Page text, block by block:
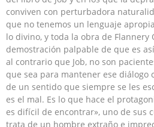
conviven con perturbadora
que no tenemos un lenguaje
lo divino, y toda la obra de Flannery
demostración palpable de que es
al contrario que Job, no son
que sea para mantener ese diálogo
de un sentido que siempre se les
es el mal. Es lo que hace el
es difícil de encontrar», uno de sus
trata de un hombre extraño e